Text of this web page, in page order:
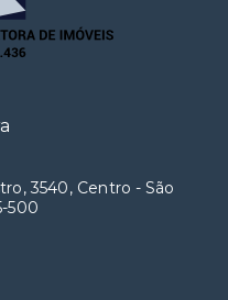
3540, Centro - São
500